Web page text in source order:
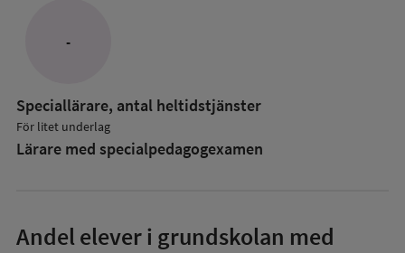
-
Speciallärare, antal heltidstjänster
För litet underlag
Lärare med specialpedagog­examen
Andel elever i grundskolan med